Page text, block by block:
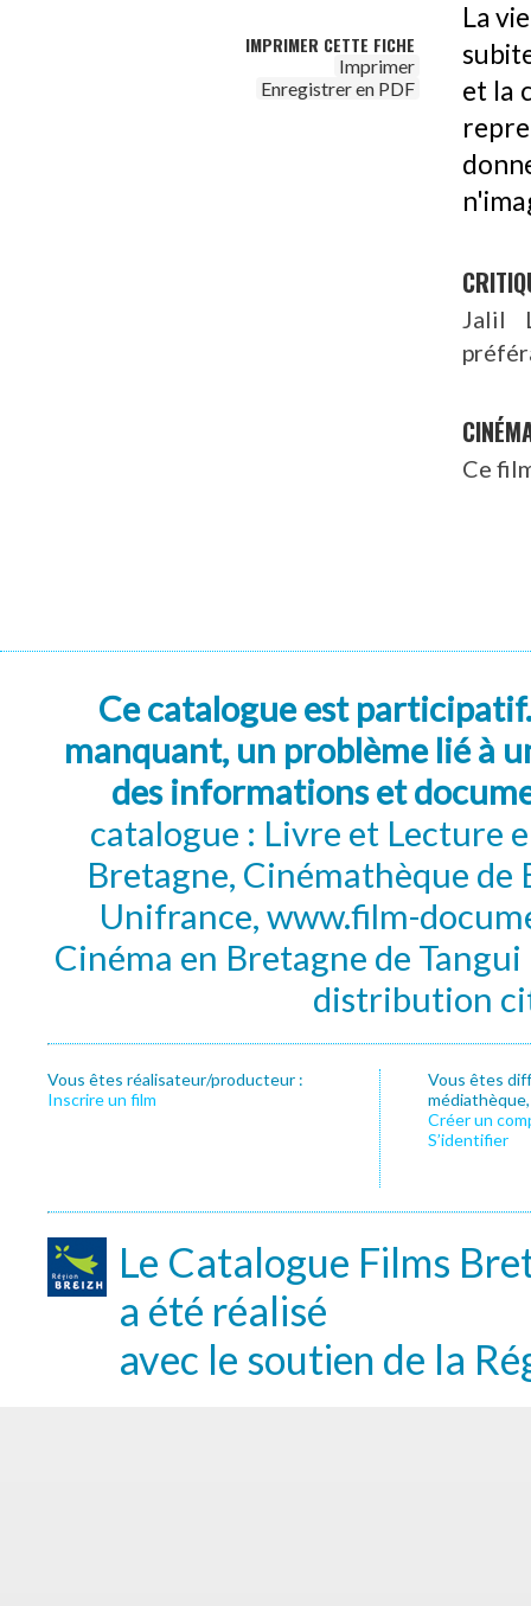
IMPRIMER CETTE FICHE
Imprimer
Enregistrer en PDF
La
et la
Jalil
Ce
Ce catalogue est
manquant, un problème lié à
des informations et
catalogue : Livre et Lecture
Bretagne, Cinémathèque de
Unifrance, www.film-
Cinéma en Bretagne de
distribution
Vous êtes réalisateur/producteur :
Inscrire un film
Vous êtes
Créer un
S’identifier
Le Catalogue Films
a été réalisé
avec le soutien de la